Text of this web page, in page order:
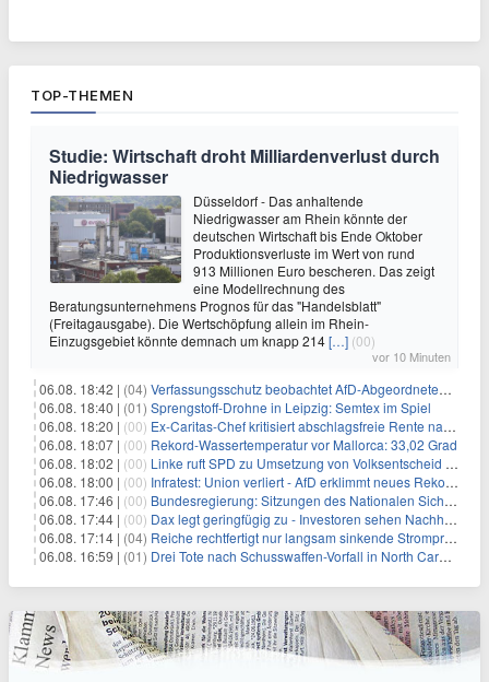
TOP-THEMEN
Studie: Wirtschaft droht Milliardenverlust durch
Niedrigwasser
Düsseldorf - Das anhaltende
Niedrigwasser am Rhein könnte der
deutschen Wirtschaft bis Ende Oktober
Produktionsverluste im Wert von rund
913 Millionen Euro bescheren. Das zeigt
eine Modellrechnung des
Beratungsunternehmens Prognos für das "Handelsblatt"
(Freitagausgabe). Die Wertschöpfung allein im Rhein-
Einzugsgebiet könnte demnach um knapp 214[…] (00)
vor 10 Minuten
06.08. 18:42 | (04) Verfassungsschutz beobachtet AfD-Abgeordneten Nolte
06.08. 18:40 | (01) Sprengstoff-Drohne in Leipzig: Semtex im Spiel
06.08. 18:20 | (00) Ex-Caritas-Chef kritisiert abschlagsfreie Rente nach 45 Jahren
06.08. 18:07 | (00) Rekord-Wassertemperatur vor Mallorca: 33,02 Grad
06.08. 18:02 | (00) Linke ruft SPD zu Umsetzung von Volksentscheid auf
06.08. 18:00 | (00) Infratest: Union verliert - AfD erklimmt neues Rekordhoch
06.08. 17:46 | (00) Bundesregierung: Sitzungen des Nationalen Sicherheitsrates geheim
06.08. 17:44 | (00) Dax legt geringfügig zu - Investoren sehen Nachholpotenzial
06.08. 17:14 | (04) Reiche rechtfertigt nur langsam sinkende Strompreise
06.08. 16:59 | (01) Drei Tote nach Schusswaffen-Vorfall in North Carolina